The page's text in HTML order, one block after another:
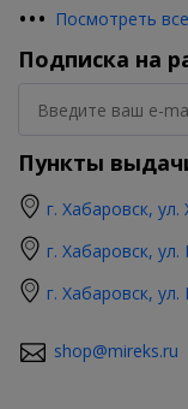
••• Посмотреть
Подписка на
Пункты
г. Хабаровск,
г. Хабаровск,
г. Хабаровск,
shop@mireks.ru